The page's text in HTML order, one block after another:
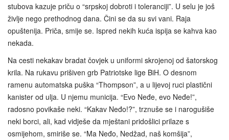
stubova kazuje priču o “srpskoj dobroti i toleranciji”. U selu je još
življe nego prethodnog dana. Čini se da su svi vani. Raja
opuštenija. Priča, smije se. Ispred nekih kuća ispija se kahva kao
nekada.
Na cesti nekakav bradat čovjek u uniformi skrojenoj od šatorskog
krila. Na rukavu prišiven grb Patriotske lige BiH. O desnom
ramenu automatska puška “Thompson”, a u lijevoj ruci plastični
kanister od ulja. U njemu municija. “Evo Neđe, evo Neđe!”,
radosno povikaše neki. “Kakav Neđo!?”, trznuše se i narogušiše
neki borci, ali, kad vidješe da mještani pridošlici prilaze s
osmijehom, smiriše se. “Ma Neđo, Nedžad, naš komšija”,